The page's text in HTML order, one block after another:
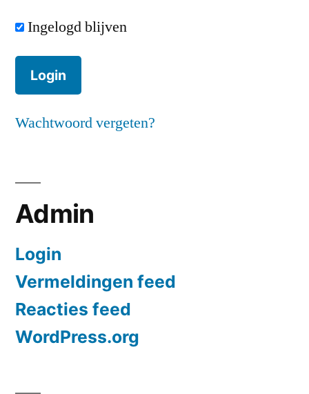
Ingelogd blijven
Wachtwoord vergeten?
Admin
Login
Vermeldingen feed
Reacties feed
WordPress.org